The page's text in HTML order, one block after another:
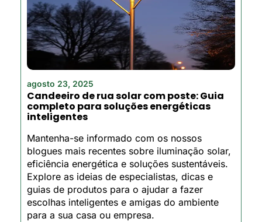
agosto 23, 2025
Candeeiro de rua solar com poste: Guia
completo para soluções energéticas
inteligentes
Mantenha-se informado com os nossos
blogues mais recentes sobre iluminação solar,
eficiência energética e soluções sustentáveis.
Explore as ideias de especialistas, dicas e
guias de produtos para o ajudar a fazer
escolhas inteligentes e amigas do ambiente
para a sua casa ou empresa.